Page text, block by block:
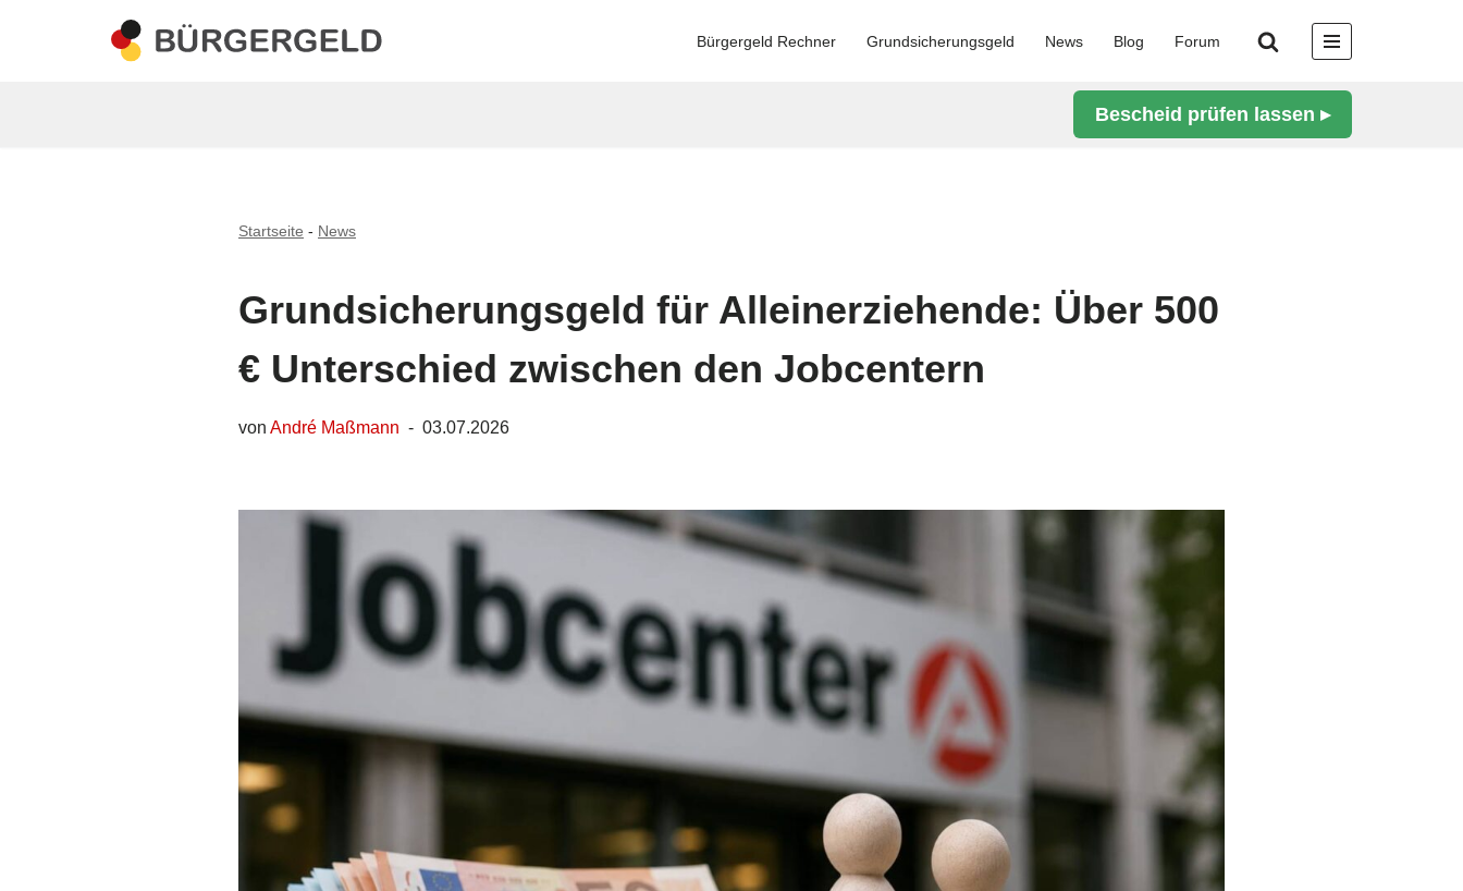
Bürgergeld Rechner Grundsicherungsgeld News Blog Forum
Bescheid prüfen lassen ▸
Startseite - News
Grundsicherungsgeld für Alleinerziehende: Über 500
€ Unterschied zwischen den Jobcentern
von André Maßmann 03.07.2026